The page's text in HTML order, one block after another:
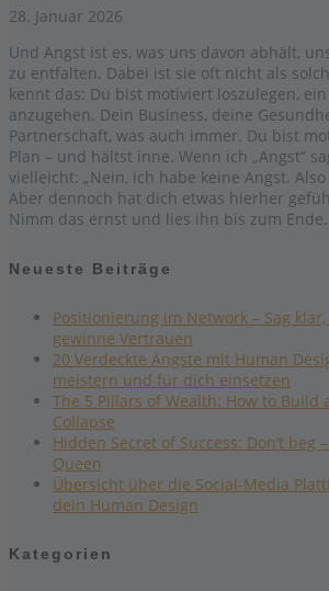
28. Januar 2026
Und Angst ist es, was uns davon abhält,
zu entfalten. Dabei ist sie oft nicht als
kennt das: Du bist motiviert loszulegen,
anzugehen. Dein Business, deine
Partnerschaft, was auch immer. Du bist
Plan – und hältst inne. Wenn ich „Angst“
vielleicht: „Nein, ich habe keine Angst.
Aber dennoch hat dich etwas hierher
Nimm das ernst und lies ihn bis zum Ende.
Neueste Beiträge
Positionierung im Network – Sag
gewinne Vertrauen
20 Verdeckte Ängste mit Human
meistern und für dich einsetzen
The 5 Pillars of Wealth: How to Build
Collapse
Hidden Secret of Success: Don’t beg
Queen
Übersicht über die Social-Media
dein Human Design
Kategorien